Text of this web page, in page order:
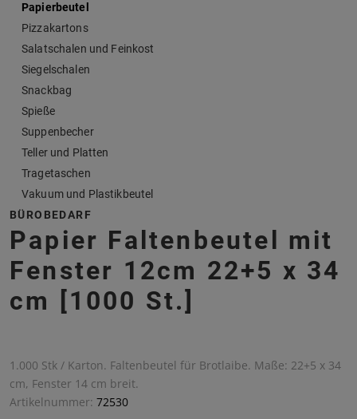
Papierbeutel
Pizzakartons
Salatschalen und Feinkost
Siegelschalen
Snackbag
Spieße
Suppenbecher
Teller und Platten
Tragetaschen
Vakuum und Plastikbeutel
BÜROBEDARF
Papier Faltenbeutel mit
Fenster 12cm 22+5 x 34
cm [1000 St.]
1.000 Stk / Karton. Faltenbeutel für Brotlaibe. Maße: 22+5 x 34
cm, Fenster 14 cm breit.
Artikelnummer: 72530